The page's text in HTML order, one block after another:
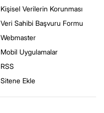
Kişisel Verilerin Korunması
Veri Sahibi Başvuru Formu
Webmaster
Mobil Uygulamalar
RSS
Sitene Ekle